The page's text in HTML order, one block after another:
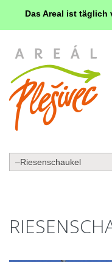
Das Areal ist täglich